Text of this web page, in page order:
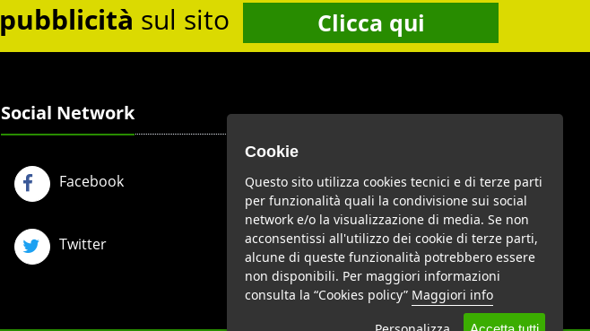
pubblicità sul sito Clicca qui
Social Network
Facebook Google Plus
Twitter Youtube
Cookie
Questo sito utilizza cookies tecnici e di terze parti
per funzionalità quali la condivisione sui social
network e/o la visualizzazione di media. Se non
acconsentissi all'utilizzo dei cookie di terze parti,
alcune di queste funzionalità potrebbero essere
non disponibili. Per maggiori informazioni
consulta la “Cookies policy” Maggiori info